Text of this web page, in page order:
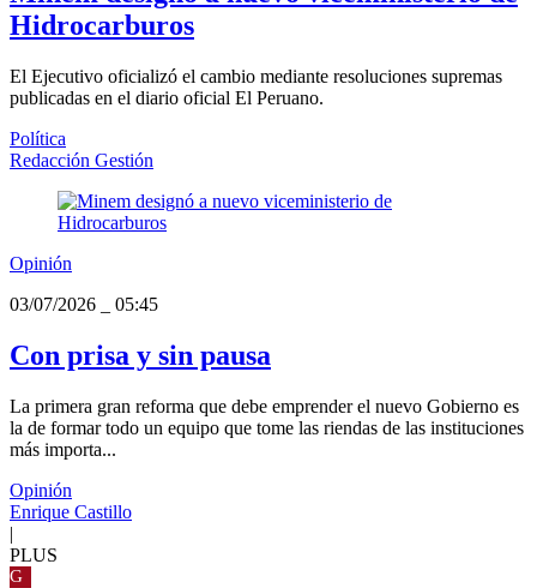
Hidrocarburos
El Ejecutivo oficializó el cambio mediante resoluciones supremas
publicadas en el diario oficial El Peruano.
Política
Redacción Gestión
Opinión
03/07/2026
05:45
Con prisa y sin pausa
La primera gran reforma que debe emprender el nuevo Gobierno es
la de formar todo un equipo que tome las riendas de las instituciones
más importa...
Opinión
Enrique Castillo
|
PLUS
G